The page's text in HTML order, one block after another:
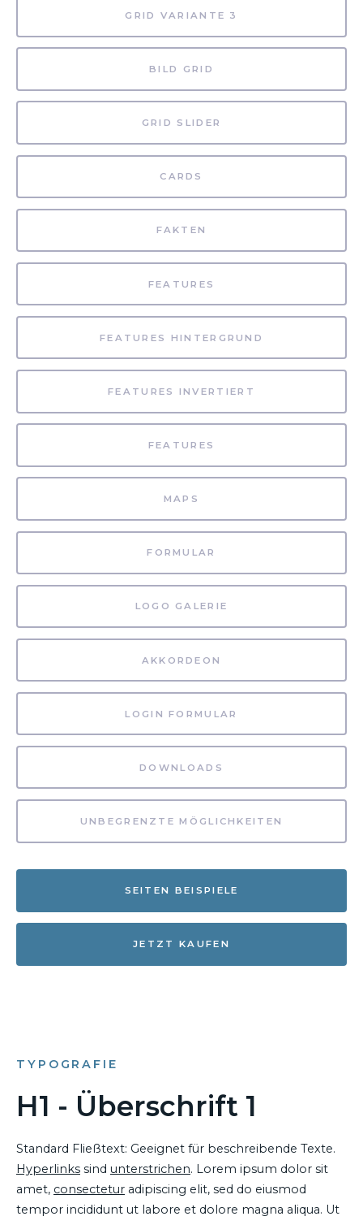
GRID VARIANTE 3
BILD GRID
GRID SLIDER
CARDS
FAKTEN
FEATURES
FEATURES HINTERGRUND
FEATURES INVERTIERT
FEATURES
MAPS
FORMULAR
LOGO GALERIE
AKKORDEON
LOGIN FORMULAR
DOWNLOADS
UNBEGRENZTE MÖGLICHKEITEN
SEITEN BEISPIELE
JETZT KAUFEN
TYPOGRAFIE
H1 - Überschrift 1
Standard Fließtext: Geeignet für beschreibende Texte.
Hyperlinks sind unterstrichen. Lorem ipsum dolor sit
amet, consectetur adipiscing elit, sed do eiusmod
tempor incididunt ut labore et dolore magna aliqua. Ut